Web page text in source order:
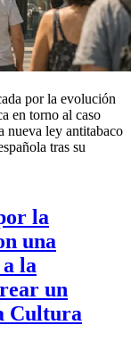
por la evolución
en torno al caso
nueva ley antitabaco
tras su
la
una
la
un
Cultura